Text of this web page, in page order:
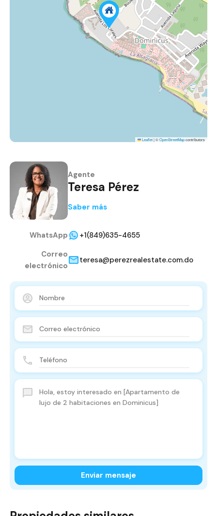
Leaflet|©OpenStreetMapcontributors
Agente
Teresa Pérez
Saber más
WhatsApp
+1(849)635-4655
Correo
electrónico
teresa@perezrealestate.com.do
Enviar mensaje